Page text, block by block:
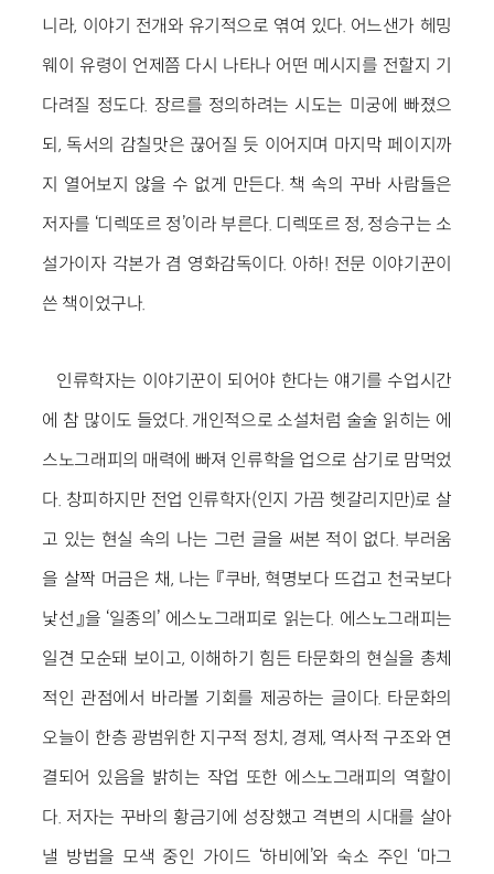
니라, 이야기 전개와 유기적으로 엮여 있다. 어느샌가 헤밍
웨이 유령이 언제쯤 다시 나타나 어떤 메시지를 전할지 기
다려질 정도다. 장르를 정의하려는 시도는 미궁에 빠졌으
되, 독서의 감칠맛은 끊어질 듯 이어지며 마지막 페이지까
지 열어보지 않을 수 없게 만든다. 책 속의 꾸바 사람들은
저자를 ‘디렉또르 정’이라 부른다. 디렉또르 정, 정승구는 소
설가이자 각본가 겸 영화감독이다. 아하! 전문 이야기꾼이
쓴 책이었구나.
인류학자는 이야기꾼이 되어야 한다는 얘기를 수업시간
에 참 많이도 들었다. 개인적으로 소설처럼 술술 읽히는 에
스노그래피의 매력에 빠져 인류학을 업으로 삼기로 맘먹었
다. 창피하지만 전업 인류학자(인지 가끔 헷갈리지만)로 살
고 있는 현실 속의 나는 그런 글을 써본 적이 없다. 부러움
을 살짝 머금은 채, 나는 『쿠바, 혁명보다 뜨겁고 천국보다
낯선』을 ‘일종의’ 에스노그래피로 읽는다. 에스노그래피는
일견 모순돼 보이고, 이해하기 힘든 타문화의 현실을 총체
적인 관점에서 바라볼 기회를 제공하는 글이다. 타문화의
오늘이 한층 광범위한 지구적 정치, 경제, 역사적 구조와 연
결되어 있음을 밝히는 작업 또한 에스노그래피의 역할이
다. 저자는 꾸바의 황금기에 성장했고 격변의 시대를 살아
낼 방법을 모색 중인 가이드 ‘하비에’와 숙소 주인 ‘마그